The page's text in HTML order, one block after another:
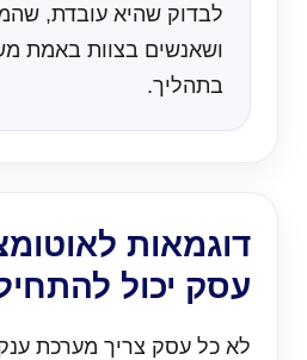
לבדוק שהיא עובדת,
ושאנשים בצוות באמת
בתהליך.
דוגמאות
עסק יכול
לא כל עסק צריך מערכת